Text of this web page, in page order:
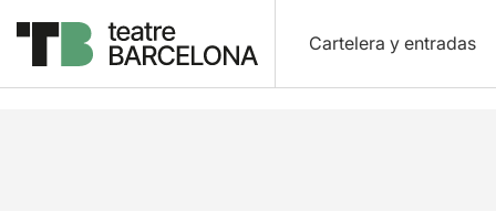
Cartelera y entradas